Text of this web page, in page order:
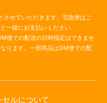
させていただきます。宅急便はご
一緒にお支払いください。
便での配送の日時指定はできませ
ります。一部商品はDM便での配
ルについて